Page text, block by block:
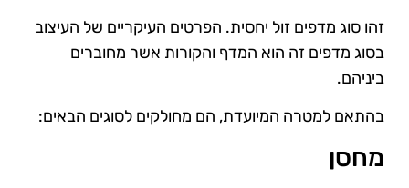
זהו סוג מדפים זול יחסית. הפרטים העיקריים של העיצוב
בסוג מדפים זה הוא המדף והקורות אשר מחוברים
ביניהם.
בהתאם למטרה המיועדת, הם מחולקים לסוגים הבאים:
מחסן